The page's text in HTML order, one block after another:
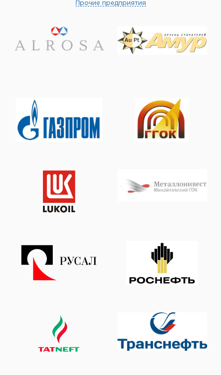
Прочие предприятия